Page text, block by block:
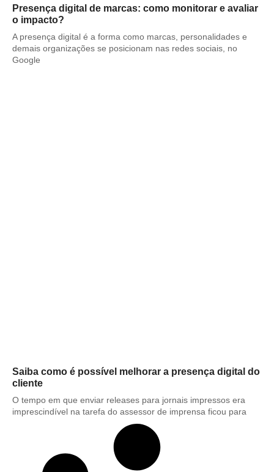
Presença digital de marcas: como monitorar e avaliar
o impacto?
A presença digital é a forma como marcas, personalidades e
demais organizações se posicionam nas redes sociais, no
Google
Saiba como é possível melhorar a presença digital do
cliente
O tempo em que enviar releases para jornais impressos era
imprescindível na tarefa do assessor de imprensa ficou para